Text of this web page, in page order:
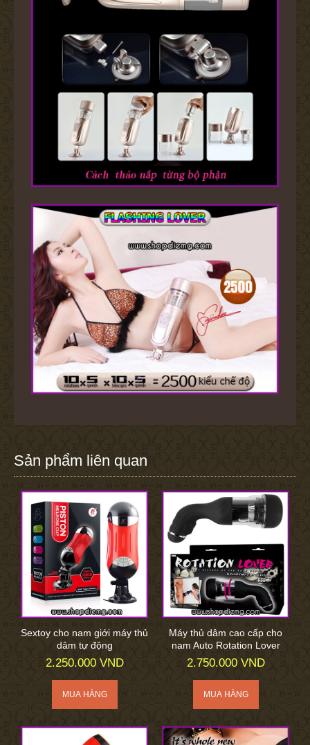
Sản phẩm liên quan
Sextoy cho nam giới máy thủ
dâm tự động
2.250.000 VND
Máy thủ dâm cao cấp cho
nam Auto Rotation Lover
2.750.000 VND